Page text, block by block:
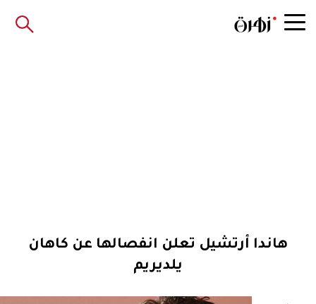
هاندا أرتشيل تعلن انفصالها عن كاهان
يلديريم